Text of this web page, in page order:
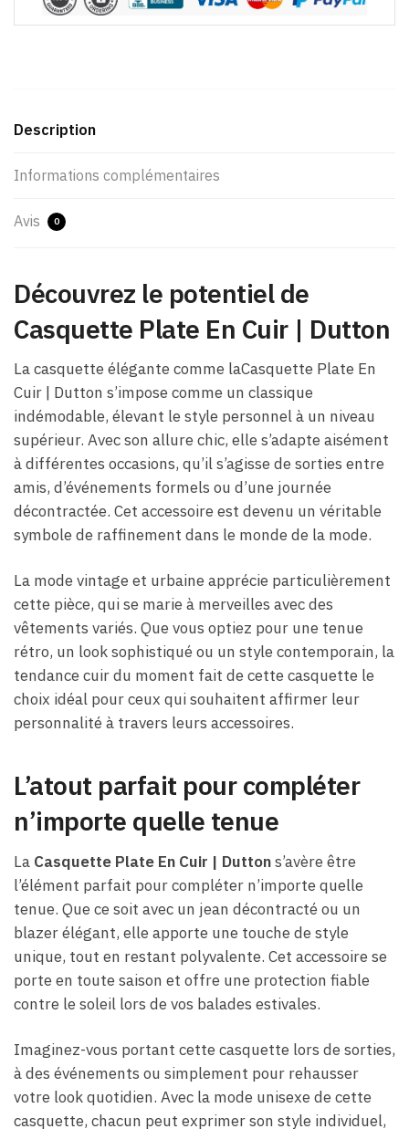
Description
Informations complémentaires
Avis 0
Découvrez le potentiel de
Casquette Plate En Cuir​ | Dutton
La casquette élégante comme laCasquette Plate En
Cuir​ | Dutton s’impose comme un classique
indémodable, élevant le style personnel à un niveau
supérieur. Avec son allure chic, elle s’adapte aisément
à différentes occasions, qu’il s’agisse de sorties entre
amis, d’événements formels ou d’une journée
décontractée. Cet accessoire est devenu un véritable
symbole de raffinement dans le monde de la mode.
La mode vintage et urbaine apprécie particulièrement
cette pièce, qui se marie à merveilles avec des
vêtements variés. Que vous optiez pour une tenue
rétro, un look sophistiqué ou un style contemporain, la
tendance cuir du moment fait de cette casquette le
choix idéal pour ceux qui souhaitent affirmer leur
personnalité à travers leurs accessoires.
L’atout parfait pour compléter
n’importe quelle tenue
La Casquette Plate En Cuir​ | Duttons’avère être
l’élément parfait pour compléter n’importe quelle
tenue. Que ce soit avec un jean décontracté ou un
blazer élégant, elle apporte une touche de style
unique, tout en restant polyvalente. Cet accessoire se
porte en toute saison et offre une protection fiable
contre le soleil lors de vos balades estivales.
Imaginez-vous portant cette casquette lors de sorties,
à des événements ou simplement pour rehausser
votre look quotidien. Avec la mode unisexe de cette
casquette, chacun peut exprimer son style individuel,